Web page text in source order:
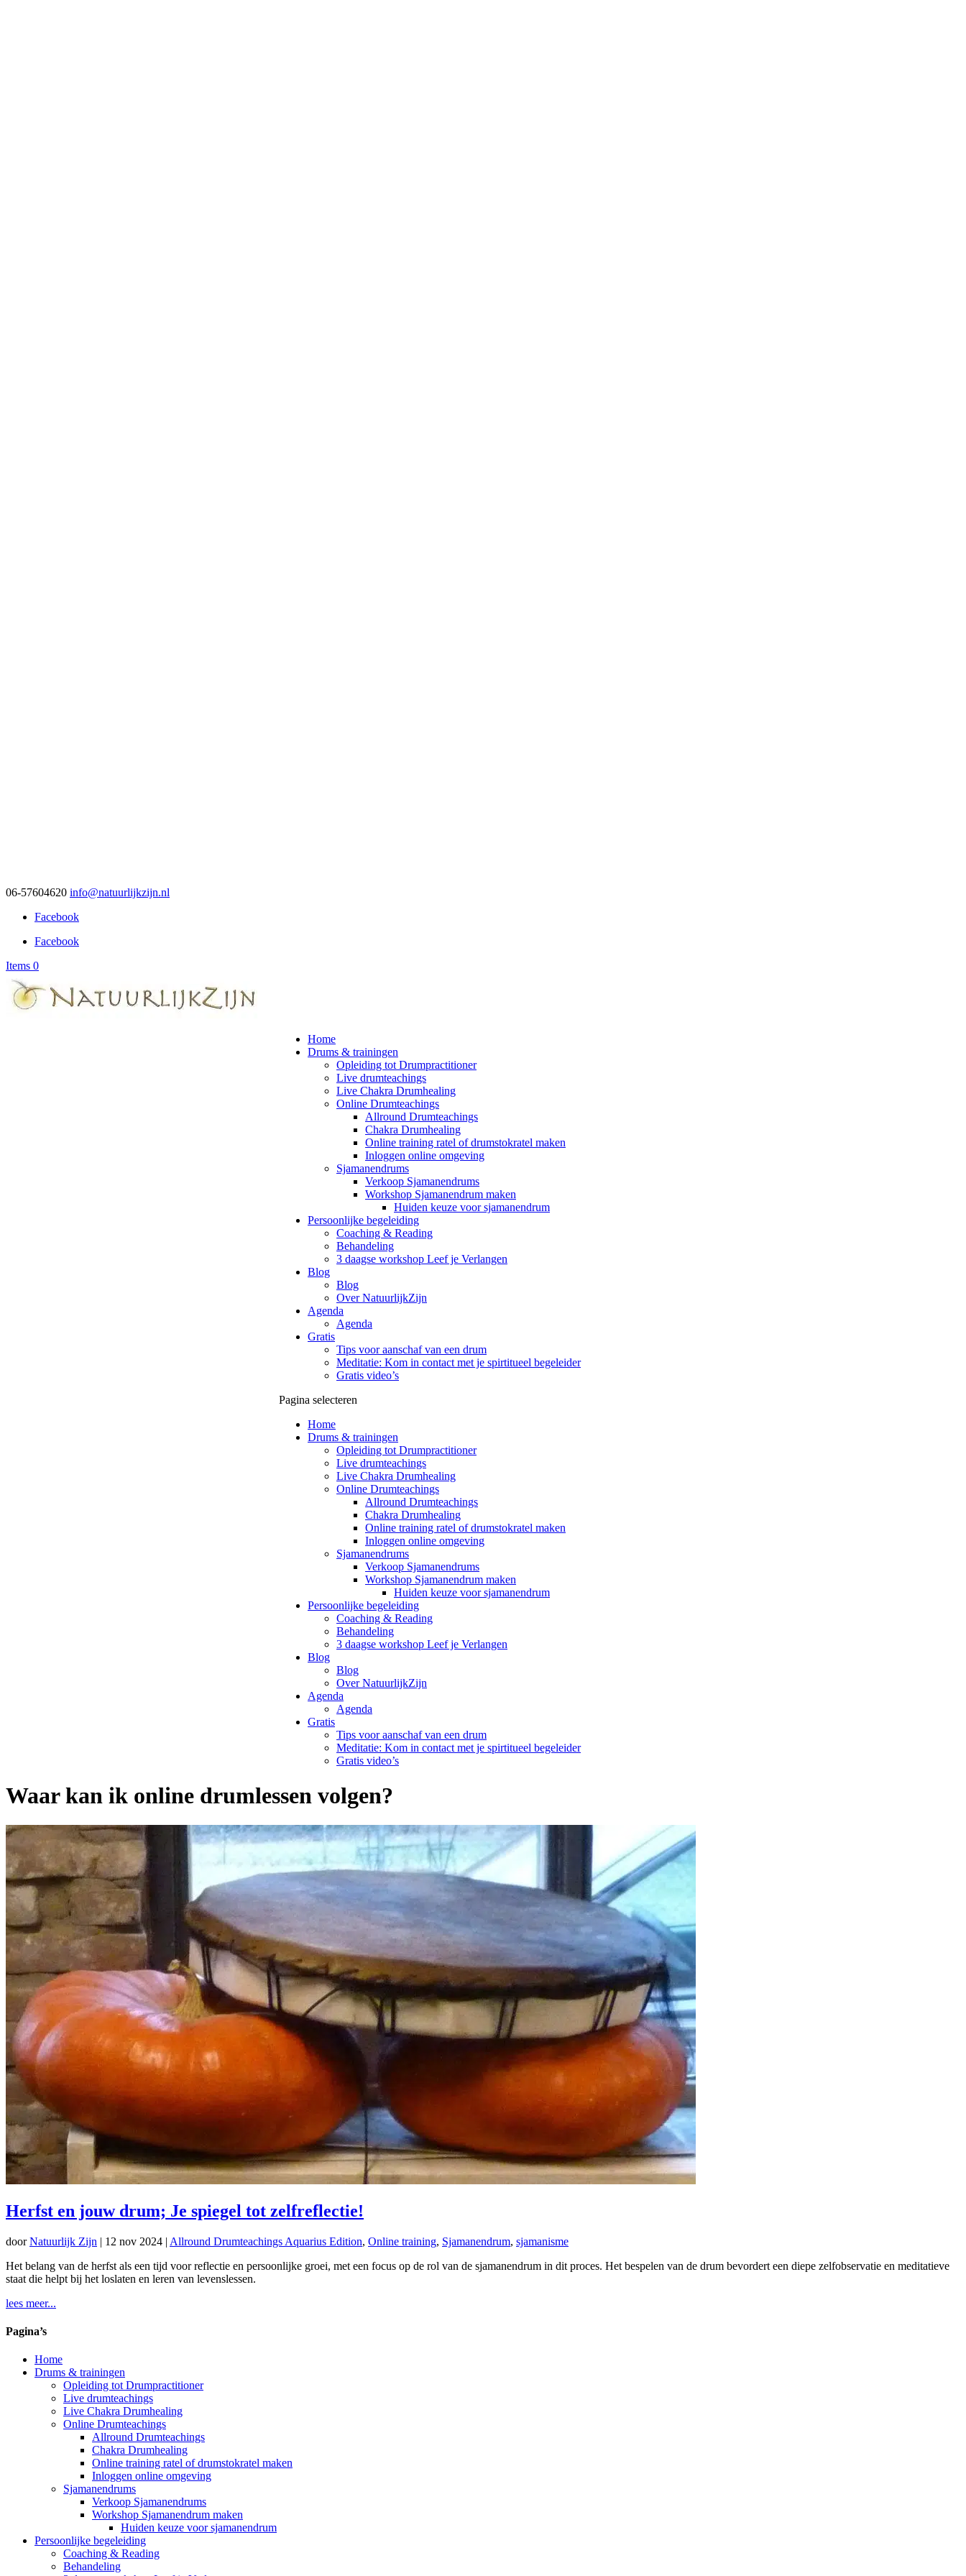
06-57604620 info@natuurlijkzijn.nl
Facebook
Facebook
Items 0
Home
Drums & trainingen
Opleiding tot Drumpractitioner
Live drumteachings
Live Chakra Drumhealing
Online Drumteachings
Allround Drumteachings
Chakra Drumhealing
Online training ratel of drumstokratel maken
Inloggen online omgeving
Sjamanendrums
Verkoop Sjamanendrums
Workshop Sjamanendrum maken
Huiden keuze voor sjamanendrum
Persoonlijke begeleiding
Coaching & Reading
Behandeling
3 daagse workshop Leef je Verlangen
Blog
Blog
Over NatuurlijkZijn
Agenda
Agenda
Gratis
Tips voor aanschaf van een drum
Meditatie: Kom in contact met je spirtitueel begeleider
Gratis video’s
Pagina selecteren
Home
Drums & trainingen
Opleiding tot Drumpractitioner
Live drumteachings
Live Chakra Drumhealing
Online Drumteachings
Allround Drumteachings
Chakra Drumhealing
Online training ratel of drumstokratel maken
Inloggen online omgeving
Sjamanendrums
Verkoop Sjamanendrums
Workshop Sjamanendrum maken
Huiden keuze voor sjamanendrum
Persoonlijke begeleiding
Coaching & Reading
Behandeling
3 daagse workshop Leef je Verlangen
Blog
Blog
Over NatuurlijkZijn
Agenda
Agenda
Gratis
Tips voor aanschaf van een drum
Meditatie: Kom in contact met je spirtitueel begeleider
Gratis video’s
Waar kan ik online drumlessen volgen?
Herfst en jouw drum; Je spiegel tot zelfreflectie!
doorNatuurlijk Zijn | 12 nov 2024 | Allround Drumteachings Aquarius Edition, Online training, Sjamanendrum, sjamanisme
Het belang van de herfst als een tijd voor reflectie en persoonlijke groei, met een focus op de rol van de sjamanendrum in dit proces. Het bespelen van de drum bevordert een diepe zelfobservatie en meditatieve
staat die helpt bij het loslaten en leren van levenslessen.
lees meer...
Pagina’s
Home
Drums & trainingen
Opleiding tot Drumpractitioner
Live drumteachings
Live Chakra Drumhealing
Online Drumteachings
Allround Drumteachings
Chakra Drumhealing
Online training ratel of drumstokratel maken
Inloggen online omgeving
Sjamanendrums
Verkoop Sjamanendrums
Workshop Sjamanendrum maken
Huiden keuze voor sjamanendrum
Persoonlijke begeleiding
Coaching & Reading
Behandeling